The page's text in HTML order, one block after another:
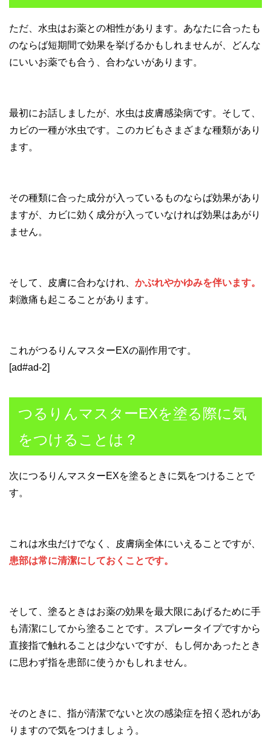
ただ、水虫はお薬との相性があります。あなたに合ったも
のならば短期間で効果を挙げるかもしれませんが、どんな
にいいお薬でも合う、合わないがあります。
最初にお話しましたが、水虫は皮膚感染病です。そして、
カビの一種が水虫です。このカビもさまざまな種類があり
ます。
その種類に合った成分が入っているものならば効果があり
ますが、カビに効く成分が入っていなければ効果はあがり
ません。
そして、皮膚に合わなけれ、 かぶれやかゆみを伴います。
刺激痛も起こることがあります。
これがつるりんマスターEXの副作用です。
[ad#ad-2]
つるりんマスターEXを塗る際に気
をつけることは？
次につるりんマスターEXを塗るときに気をつけることで
す。
これは水虫だけでなく、皮膚病全体にいえることですが、
患部は常に清潔にしておくことです。
そして、塗るときはお薬の効果を最大限にあげるために手
も清潔にしてから塗ることです。スプレータイプですから
直接指で触れることは少ないですが、もし何かあったとき
に思わず指を患部に使うかもしれません。
そのときに、指が清潔でないと次の感染症を招く恐れがあ
りますので気をつけましょう。